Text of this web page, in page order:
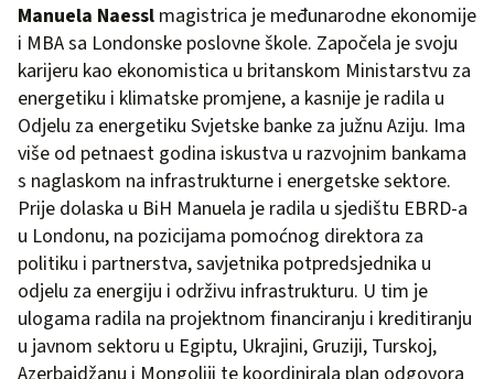
Manuela Naessl magistrica je međunarodne ekonomije
i MBA sa Londonske poslovne škole. Započela je svoju
karijeru kao ekonomistica u britanskom Ministarstvu za
energetiku i klimatske promjene, a kasnije je radila u
Odjelu za energetiku Svjetske banke za južnu Aziju. Ima
više od petnaest godina iskustva u razvojnim bankama
s naglaskom na infrastrukturne i energetske sektore.
Prije dolaska u BiH Manuela je radila u sjedištu EBRD-a
u Londonu, na pozicijama pomoćnog direktora za
politiku i partnerstva, savjetnika potpredsjednika u
odjelu za energiju i održivu infrastrukturu. U tim je
ulogama radila na projektnom financiranju i kreditiranju
u javnom sektoru u Egiptu, Ukrajini, Gruziji, Turskoj,